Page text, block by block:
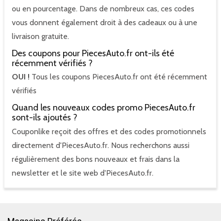
ou en pourcentage. Dans de nombreux cas, ces codes
vous donnent également droit à des cadeaux ou à une
livraison gratuite.
Des coupons pour PiecesAuto.fr ont-ils été
récemment vérifiés ?
OUI ! Tous les coupons PiecesAuto.fr ont été récemment
vérifiés
Quand les nouveaux codes promo PiecesAuto.fr
sont-ils ajoutés ?
Couponlike reçoit des offres et des codes promotionnels
directement d'PiecesAuto.fr. Nous recherchons aussi
régulièrement des bons nouveaux et frais dans la
newsletter et le site web d'PiecesAuto.fr.